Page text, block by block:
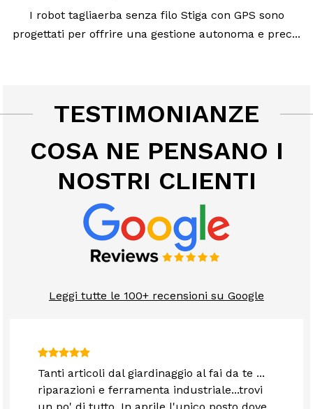
I robot tagliaerba senza filo Stiga con GPS sono
progettati per offrire una gestione autonoma e prec...
TESTIMONIANZE
COSA NE PENSANO I
NOSTRI CLIENTI
Leggi tutte le 100+ recensioni su Google
Tanti articoli dal giardinaggio al fai da te ...
riparazioni e ferramenta industriale...trovi